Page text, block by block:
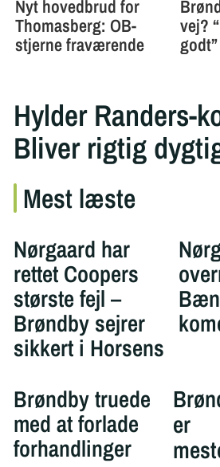
Hylder Randers-
Bliver rigtig
Mest læste
Nørgaard har
rettet Coopers
største fejl –
Brøndby sejrer
sikkert i Horsens
Brøndby truede
med at forlade
forhandlinger
er